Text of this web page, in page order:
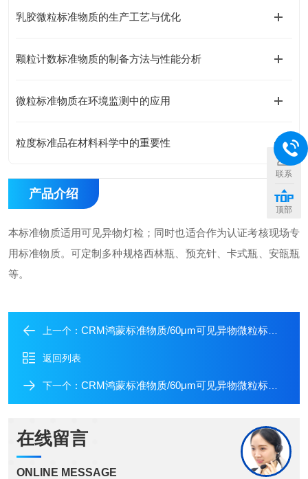
乳胶微粒标准物质的生产工艺与优化
颗粒计数标准物质的制备方法与性能分析
微粒标准物质在环境监测中的应用
粒度标准品在材料科学中的重要性
产品介绍
本标准物质适用可见异物灯检；同时也适合作为认证考核现场专
用标准物质。可定制多种规格西林瓶、预充针、卡式瓶、安瓿瓶
等。
上一个： CRM鸿蒙标准物质/60μm可见异物微粒标准物质GBW(E)120029（可见异物专用）-20粒-2mL
返回列表
下一个： CRM鸿蒙标准物质/60μm可见异物微粒标准物质GBW(E)120029（可见异物专用）-20粒-5mL
在线留言
ONLINE MESSAGE
联系
顶部